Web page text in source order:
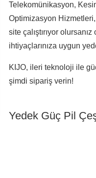
Telekomünikasyon,
Optimizasyon
site çalıştırıyor
ihtiyaçlarınıza uygun
KIJO, ileri teknoloji ile
şimdi sipariş verin!
Yedek Güç Pil